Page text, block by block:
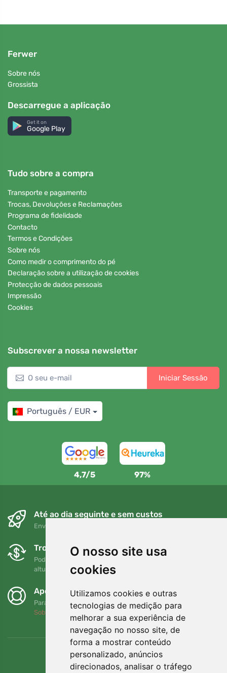
O nosso site usa
cookies
Utilizamos cookies e outras
tecnologias de medição para
melhorar a sua experiência de
navegação no nosso site, de
forma a mostrar conteúdo
personalizado, anúncios
direcionados, analisar o tráfego
Ferwer
Sobre nós
Grossista
Descarregue a aplicação
Get it on
Google Play
Tudo sobre a compra
Transporte e pagamento
Trocas, Devoluções e Reclamações
Programa de fidelidade
Contacto
Termos e Condições
Sobre nós
Como medir o comprimento do pé
Declaração sobre a utilização de cookies
Protecção de dados pessoais
Impressão
Cookies
Subscrever a nossa newsletter
Iniciar Sessão
Português / EUR
4,7/5 97%
Até ao dia seguinte e sem custos
Envio gratuito para encomendas superiores a 80 EUR
Trocas e devoluções gratuitas
Pode devolver ou trocar a sua encomenda em qualquer
altura no prazo de 90 dias
Apoiamos a Trees.org
Para cada encomenda plantamos uma árvore! Leia mais
Sobre nós